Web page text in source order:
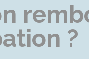
?